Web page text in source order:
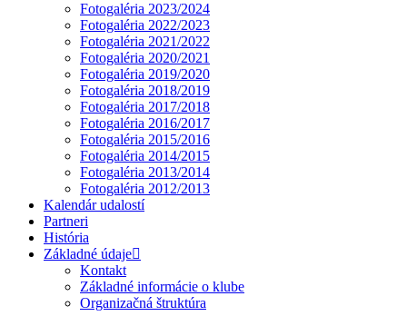
Fotogaléria 2023/2024
Fotogaléria 2022/2023
Fotogaléria 2021/2022
Fotogaléria 2020/2021
Fotogaléria 2019/2020
Fotogaléria 2018/2019
Fotogaléria 2017/2018
Fotogaléria 2016/2017
Fotogaléria 2015/2016
Fotogaléria 2014/2015
Fotogaléria 2013/2014
Fotogaléria 2012/2013
Kalendár udalostí
Partneri
História
Základné údaje
Kontakt
Základné informácie o klube
Organizačná štruktúra